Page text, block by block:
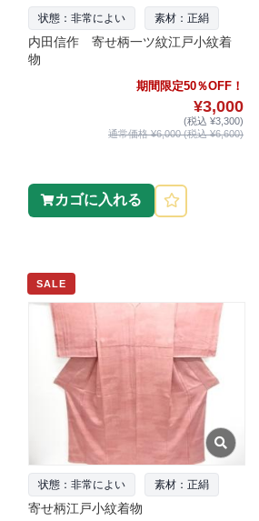
状態：非常によい 素材：正絹
内田信作 寄せ柄一ツ紋江戸小紋着
物
期間限定50％OFF！
¥3,000
(税込 ¥3,300)
通常価格 ¥6,000 (税込 ¥6,600)
カゴに入れる
SALE
状態：非常によい 素材：正絹
寄せ柄江戸小紋着物